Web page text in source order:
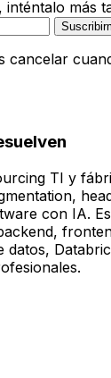
más
cancelar
TI y
con IA.
datos,